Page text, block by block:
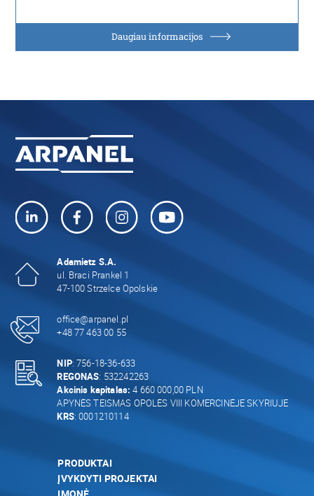
Daugiau informacijos
Adamietz S.A.
ul. Braci Prankel 1
47-100 Strzelce Opolskie
office@arpanel.pl
+48 77 463 00 55
NIP: 756-18-36-633
REGONAS: 532242263
Akcinis kapitalas: 4 660 000,00 PLN
APYNĖS TEISMAS OPOLĖS VIII KOMERCINĖJE SKYRIUJE
KRS: 0001210114
PRODUKTAI
ĮVYKDYTI PROJEKTAI